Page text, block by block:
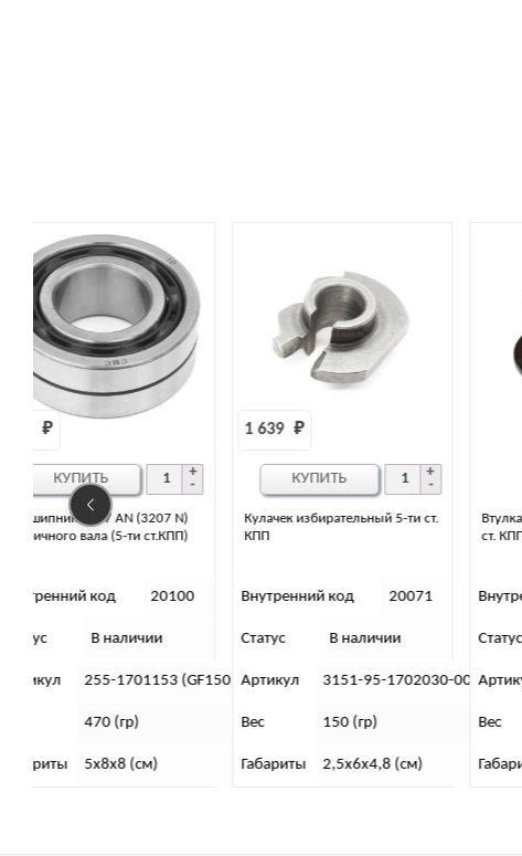
Кулачек избирательный 5-ти ст.
КПП
1 639
Внутренний код
Статус В наличии
Артикул 3151-95-1702030-00
150 (гр)
Габариты 2,5х6х4,8 (см)
КУПИТЬ
Втулка шестерни 2 передачи 5-ти
Внутренний код
Статус Нет в наличии
Артикул 175А-1701121
40 (гр)
Габариты 4х6х6 (см)